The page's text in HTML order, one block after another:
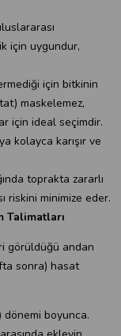
için uygundur,
için bitkinin
maskelemez,
için ideal seçimdir.
kolayca karışır ve
toprakta zararlı
riskini minimize eder.
Talimatları
görüldüğü andan
sonra) hasat
dönemi boyunca.